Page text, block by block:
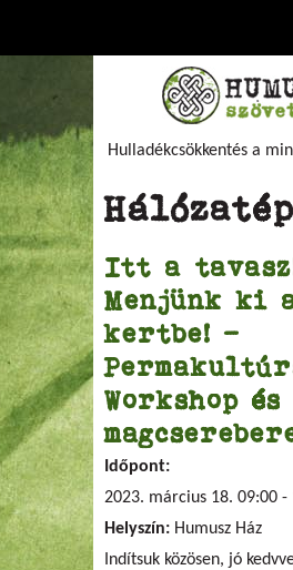
Hulladékcsökkentés a
Itt a
Menjünk ki
kertbe! -
Workshop és
Időpont:
2023. március 18. 09:00 -
Helyszín: Humusz Ház
Indítsuk közösen, jó